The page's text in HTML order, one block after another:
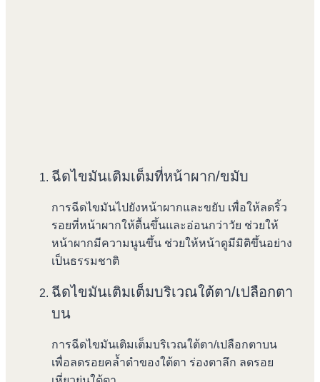
ฉีดไขมันเติมเต็มที่หน้าผาก/ขมับ
การฉีดไขมันไปยังหน้าผากและขยับ เพื่อให้ลดริ้ว
รอยที่หน้าผากให้ตื้นขึ้นและอ่อนกว่าวัย ช่วยให้
หน้าผากมีความนูนขึ้น ช่วยให้หน้าดูมีมิติขึ้นอย่าง
เป็นธรรมชาติ
ฉีดไขมันเติมเต็มบริเวณใต้ตา/เปลือกตา
บน
การฉีดไขมันเติมเต็มบริเวณใต้ตา/เปลือกตาบน
เพื่อลดรอยคล้ำดำของใต้ตา ร่องตาลึก ลดรอย